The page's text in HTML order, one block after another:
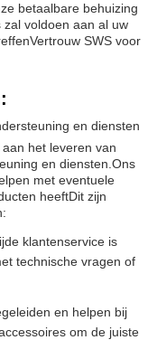
betaalbare behuizing
voldoen aan al uw
SWS voor
en diensten
het leveren van
en diensten.Ons
met eventuele
heeftDit zijn
klantenservice is
technische vragen of
en helpen bij
om de juiste